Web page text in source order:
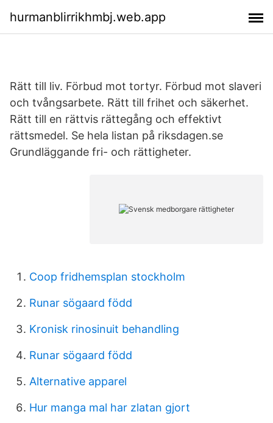
hurmanblirrikhmbj.web.app
Rätt till liv. Förbud mot tortyr. Förbud mot slaveri
och tvångsarbete. Rätt till frihet och säkerhet.
Rätt till en rättvis rättegång och effektivt
rättsmedel. Se hela listan på riksdagen.se
Grundläggande fri- och rättigheter.
Coop fridhemsplan stockholm
Runar sögaard född
Kronisk rinosinuit behandling
Runar sögaard född
Alternative apparel
Hur manga mal har zlatan gjort